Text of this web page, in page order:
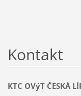
Kontakt
KTC OVýT